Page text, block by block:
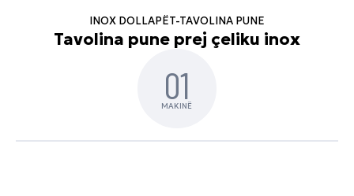
INOX DOLLAPËT-TAVOLINA PUNE
Tavolina pune prej çeliku inox
01
MAKINË